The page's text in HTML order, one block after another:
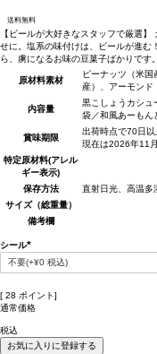
送料無料
【ビールが大好きなスタッフで厳選
せに。塩系の味付けは、ビールが進む
ら、虜になるお味の豆菓子ばかりです
原材料素材
ピーナッツ（米国
産）、アーモンド
内容量
黒こしょうカシュ
袋／和風あーもん
賞味期限
出荷時点で70日
現在は2026年11
特定原材料(アレル
ギー表示)
保存方法
直射日光、高温多
サイズ（総重量）
備考欄
シール
(必
須)
[ 28 ポイント]
通常価格
税込
お気に入りに登録する